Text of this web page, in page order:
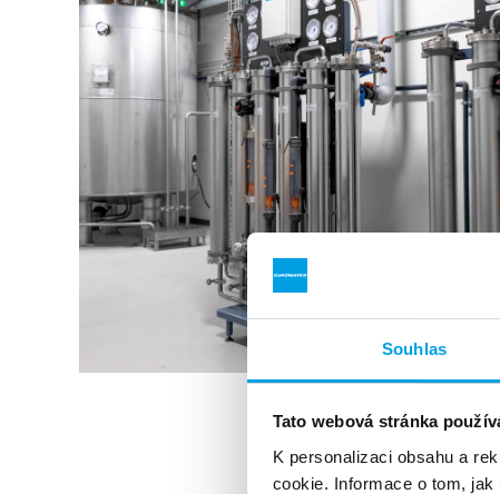
Souhlas
Tato webová stránka
K personalizaci obsahu a
cookie. Informace o tom,